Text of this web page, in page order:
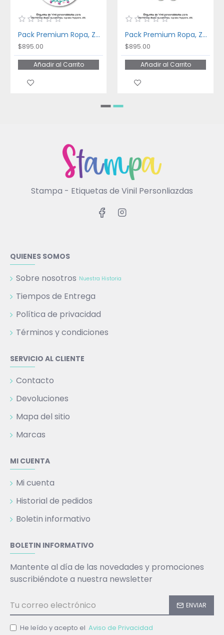
Pack Premium Ropa, Zapatos y Escuela Floral Frame
$895.00
Añadir al Carrito
Pack Premium Ropa, Zapatos y Escuela Dinosaurios
$895.00
Añadir al Carrito
Stampa - Etiquetas de Vinil Personliazdas
QUIENES SOMOS
Sobre nosotros Nuestra Historia
Tiempos de Entrega
Política de privacidad
Términos y condiciones
SERVICIO AL CLIENTE
Contacto
Devoluciones
Mapa del sitio
Marcas
MI CUENTA
Mi cuenta
Historial de pedidos
Boletin informativo
BOLETIN INFORMATIVO
Mantente al día de las novedades y promociones
suscribiéndote a nuestra newsletter
ENVIAR
He leído y acepto el Aviso de Privacidad